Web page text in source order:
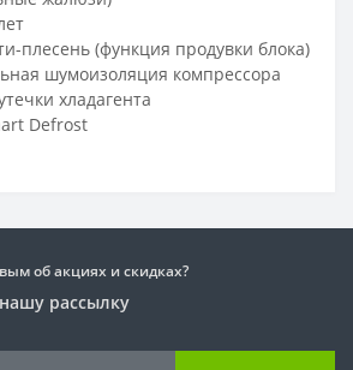
плесень (функция продувки блока)
шумоизоляция компрессора
хладагента
Defrost
об акциях и скидках?
рассылку